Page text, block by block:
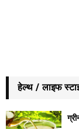
हेल्थ / लाइफ